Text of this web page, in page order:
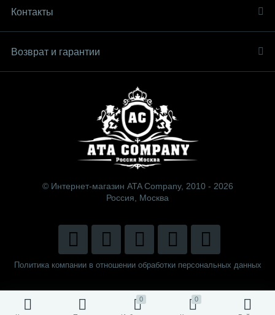
0 0
Контакты
Возврат и гарантии
© Интернет-магазин ATA Company, 2010 - 2026
Россия, Москва
Политика компании в отношении обработки персональных данных